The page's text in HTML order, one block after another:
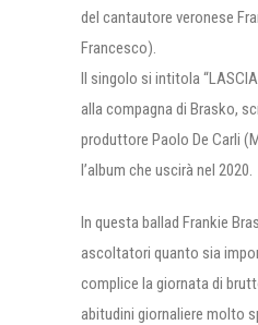
del cantautore veronese
Francesco).
Il singolo si intitola
alla compagna di Brasko,
produttore Paolo De Carli
l’album che uscirà nel 2020.
In questa ballad Frankie
ascoltatori quanto sia
complice la giornata di
abitudini giornaliere molto